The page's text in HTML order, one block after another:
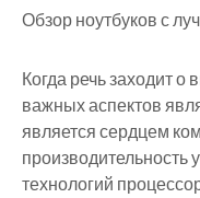
Обзор ноутбуков с
Когда речь заходит
важных аспектов
является сердцем
производительность
технологий